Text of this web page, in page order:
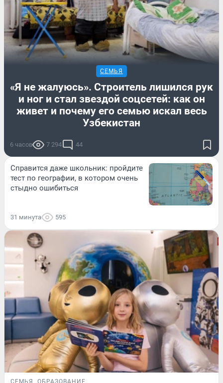
СЕМЬЯ
«Я не жалуюсь». Строитель лишился рук
и ног и стал звездой соцсетей: как он
живет и почему его семью искал весь
Узбекистан
6 часов 7 294 44
Справится даже школьник: пройдите
тест по географии, в котором очень
стыдно ошибиться
31 минута 595